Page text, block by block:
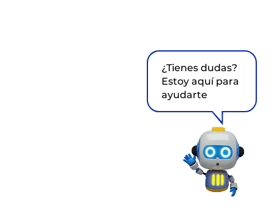
¿Tienes dudas?
Estoy aquí para
ayudarte